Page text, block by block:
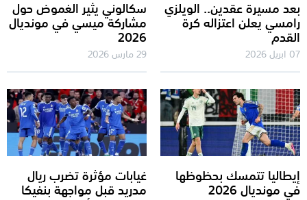
بعد مسيرة عقدين.. الويلزي
رامسي يعلن اعتزاله كرة
القدم
07 ابريل 2026
سكالوني يثير الغموض حول
مشاركة ميسي في مونديال
2026
29 مارس 2026
إيطاليا تتمسك بحظوظها
في مونديال 2026
غيابات مؤثرة تضرب ريال
مدريد قبل مواجهة بنفيكا